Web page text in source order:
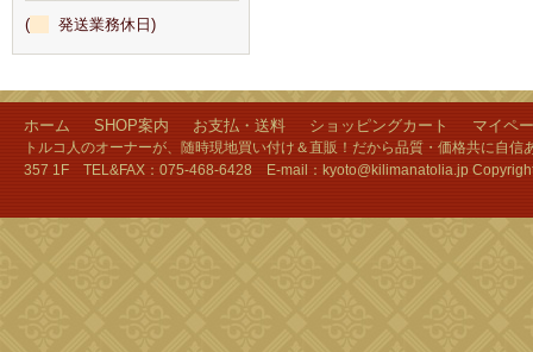
(
発送業務休日)
ホーム SHOP案内 お支払・送料 ショッピングカート マイペ
トルコ人のオーナーが、随時現地買い付け＆直販！だから品質・価格共に自
357 1F TEL&FAX：075-468-6428 E-mail：kyoto@kilimanatolia.jp